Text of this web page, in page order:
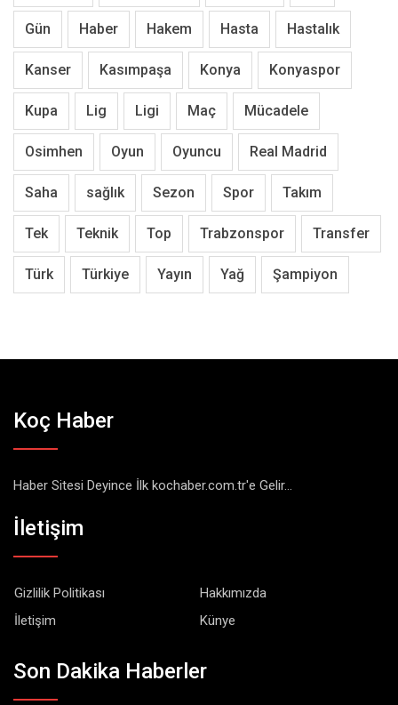
Gün Haber Hakem Hasta Hastalık
Kanser Kasımpaşa Konya Konyaspor
Kupa Lig Ligi Maç Mücadele
Osimhen Oyun Oyuncu Real Madrid
Saha sağlık Sezon Spor Takım
Tek Teknik Top Trabzonspor Transfer
Türk Türkiye Yayın Yağ Şampiyon
Koç Haber
Haber Sitesi Deyince İlk kochaber.com.tr'e Gelir...
İletişim
Gizlilik Politikası
Hakkımızda
İletişim
Künye
Son Dakika Haberler